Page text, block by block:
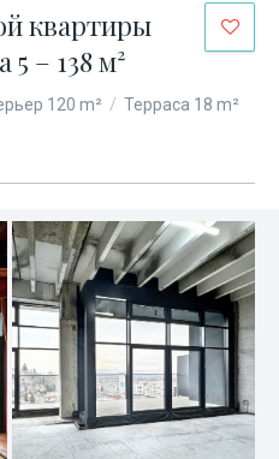
квартиры
– 138 м²
120 m² / Терраса 18 m²